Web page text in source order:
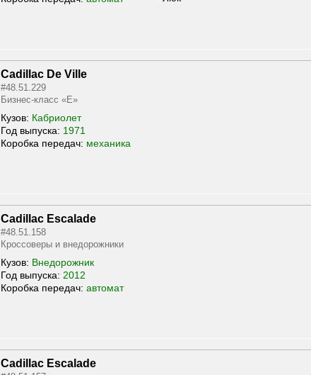
Cadillac De Ville
#48.51.229
Бизнес-класс «E»
Кузов: Кабриолет
Год выпуска: 1971
Коробка передач: механика
Cadillac Escalade
#48.51.158
Кроссоверы и внедорожники
Кузов: Внедорожник
Год выпуска: 2012
Коробка передач: автомат
Cadillac Escalade